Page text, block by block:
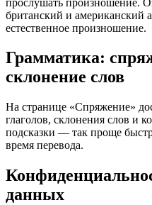
британский и американский
естественное произношение.
Грамматика:
склонение слов
На странице «Спряжение»
глаголов, склонения слов и
подсказки — так проще
время перевода.
данных